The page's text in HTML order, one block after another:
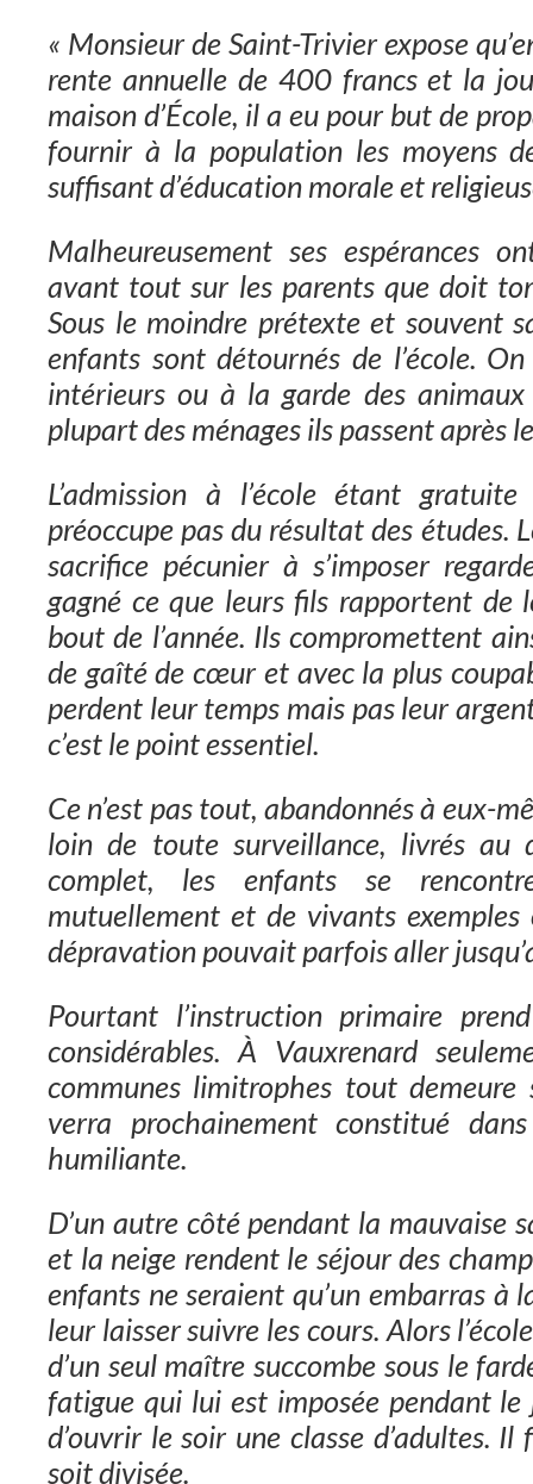
« Monsieur de Saint-Trivier expose
rente annuelle de 400 francs et la
maison d’École, il a eu pour but de
fournir à la population les moyens
suffisant d’éducation morale et
Malheureusement ses espérances
avant tout sur les parents que doit
Sous le moindre prétexte et souvent
enfants sont détournés de l’école.
intérieurs ou à la garde des
plupart des ménages ils passent après
L’admission à l’école étant
préoccupe pas du résultat des études.
sacrifice pécunier à s’imposer
gagné ce que leurs fils rapportent de
bout de l’année. Ils compromettent
de gaîté de cœur et avec la plus
perdent leur temps mais pas leur
c’est le point essentiel.
Ce n’est pas tout, abandonnés à eux-
loin de toute surveillance, livrés au
complet, les enfants se
mutuellement et de vivants
dépravation pouvait parfois aller
Pourtant l’instruction primaire
considérables. À Vauxrenard
communes limitrophes tout demeure
verra prochainement constitué
humiliante.
D’un autre côté pendant la mauvaise
et la neige rendent le séjour des
enfants ne seraient qu’un embarras à
leur laisser suivre les cours. Alors
d’un seul maître succombe sous le
fatigue qui lui est imposée pendant
d’ouvrir le soir une classe d’adultes.
soit divisée.